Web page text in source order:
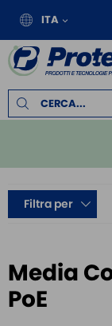
ITA
PLC
REMOTE I/O
INVERTER PER
PANNELLI
MODULI / PLC DI
Filtra per
Media
PoE